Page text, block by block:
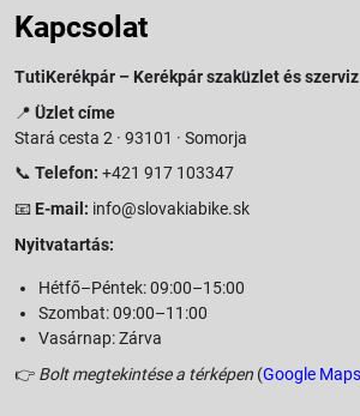
Kapcsolat
TutiKerékpár – Kerékpár szaküzlet és szerviz
📍 Üzlet címe
Stará cesta 2 · 93101 · Somorja
📞 Telefon: +421 917 103347
📧 E-mail: info@slovakiabike.sk
Nyitvatartás:
Hétfő–Péntek: 09:00–15:00
Szombat: 09:00–11:00
Vasárnap: Zárva
👉 Bolt megtekintése a térképen (Google